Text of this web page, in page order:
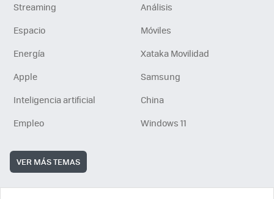
Streaming
Análisis
Espacio
Móviles
Energía
Xataka Movilidad
Apple
Samsung
Inteligencia artificial
China
Empleo
Windows 11
VER MÁS TEMAS